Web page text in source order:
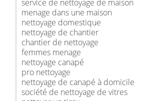
service de nettoyage de maison
menage dans une maison
nettoyage domestique
nettoyage de chantier
chantier de nettoyage
femmes menage
nettoyage canapé
pro nettoyage
nettoyage de canapé à domicile
société de nettoyage de vitres